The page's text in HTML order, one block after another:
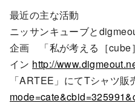
最近の主な活動
ニッサンキューブと
企画 「私が考える［cube
イン http://
「ARTEE」にてTシャツ販